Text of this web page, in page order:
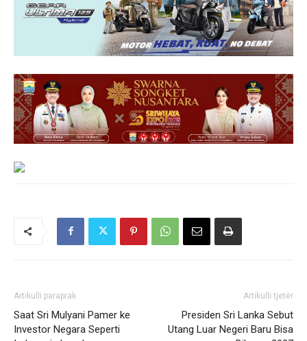
Artikulli paraprak
Saat Sri Mulyani Pamer ke
Investor Negara Seperti
Artikulli tjetër
Presiden Sri Lanka Sebut
Utang Luar Negeri Baru Bisa